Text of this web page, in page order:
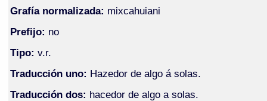
Grafía normalizada: mixcahuiani
Prefijo: no
Tipo: v.r.
Traducción uno: Hazedor de algo á solas.
Traducción dos: hacedor de algo a solas.